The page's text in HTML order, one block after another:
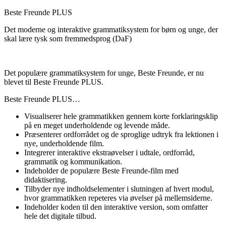
Beste Freunde PLUS
Det moderne og interaktive grammatiksystem for børn og unge, der
skal lære tysk som fremmedsprog (DaF)
Det populære grammatiksystem for unge, Beste Freunde, er nu
blevet til Beste Freunde PLUS.
Beste Freunde PLUS…
Visualiserer hele grammatikken gennem korte forklaringsklip
på en meget underholdende og levende måde.
Præsenterer ordforrådet og de sproglige udtryk fra lektionen i
nye, underholdende film.
Integrerer interaktive ekstraøvelser i udtale, ordforråd,
grammatik og kommunikation.
Indeholder de populære Beste Freunde-film med
didaktisering.
Tilbyder nye indholdselementer i slutningen af hvert modul,
hvor grammatikken repeteres via øvelser på mellemsiderne.
Indeholder koden til den interaktive version, som omfatter
hele det digitale tilbud.